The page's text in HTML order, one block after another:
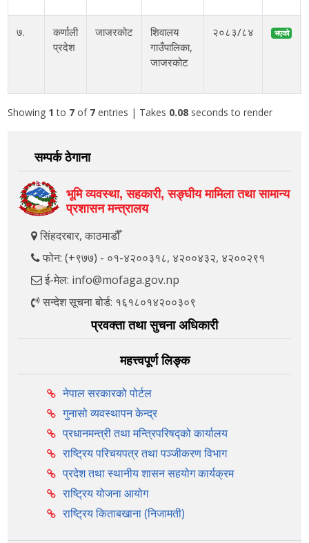
७.
कर्णाली
प्रदेश
जाजरकोट
शिवालय
गाउँपालिका,
जाजरकोट
२०८३/८४ भएको
Showing 1 to 7of 7 entries | Takes 0.08 seconds to render
सम्पर्क ठेगाना
भूमि व्यवस्था, सहकारी, सङ्‍घीय मामिला तथा सामान्य
प्रशासन मन्त्रालय
सिंहदरबार, काठमाडौँ
फोन: (+९७७) - ०१-४२००३१८, ४२००४३२, ४२००२९१
ई-मेल: info@mofaga.gov.np
सन्देश सूचना बोर्ड: १६१८०१४२००३०९
प्रवक्ता तथा सुचना अधिकारी
महत्त्वपूर्ण लिङ्क
नेपाल सरकारको पोर्टल
गुनासो व्यवस्थापन केन्द्र
प्रधानमन्त्री तथा मन्त्रिपरिषद्को कार्यालय
राष्ट्रिय परिचयपत्र तथा पञ्‍जीकरण विभाग
प्रदेश तथा स्थानीय शासन सहयोग कार्यक्रम
राष्ट्रिय योजना आयोग
राष्ट्रिय किताबखाना (निजामती)